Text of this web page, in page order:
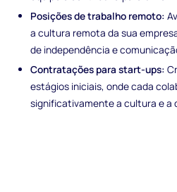
Posições de trabalho remoto:
a cultura remota da sua
de independência e
Contratações para start-ups:
estágios iniciais, onde cada
significativamente a cultura e a